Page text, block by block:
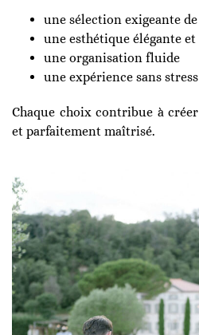
une sélection exigeante
une esthétique élégante
une organisation fluide
une expérience sans stress
Chaque choix contribue à
et parfaitement maîtrisé.